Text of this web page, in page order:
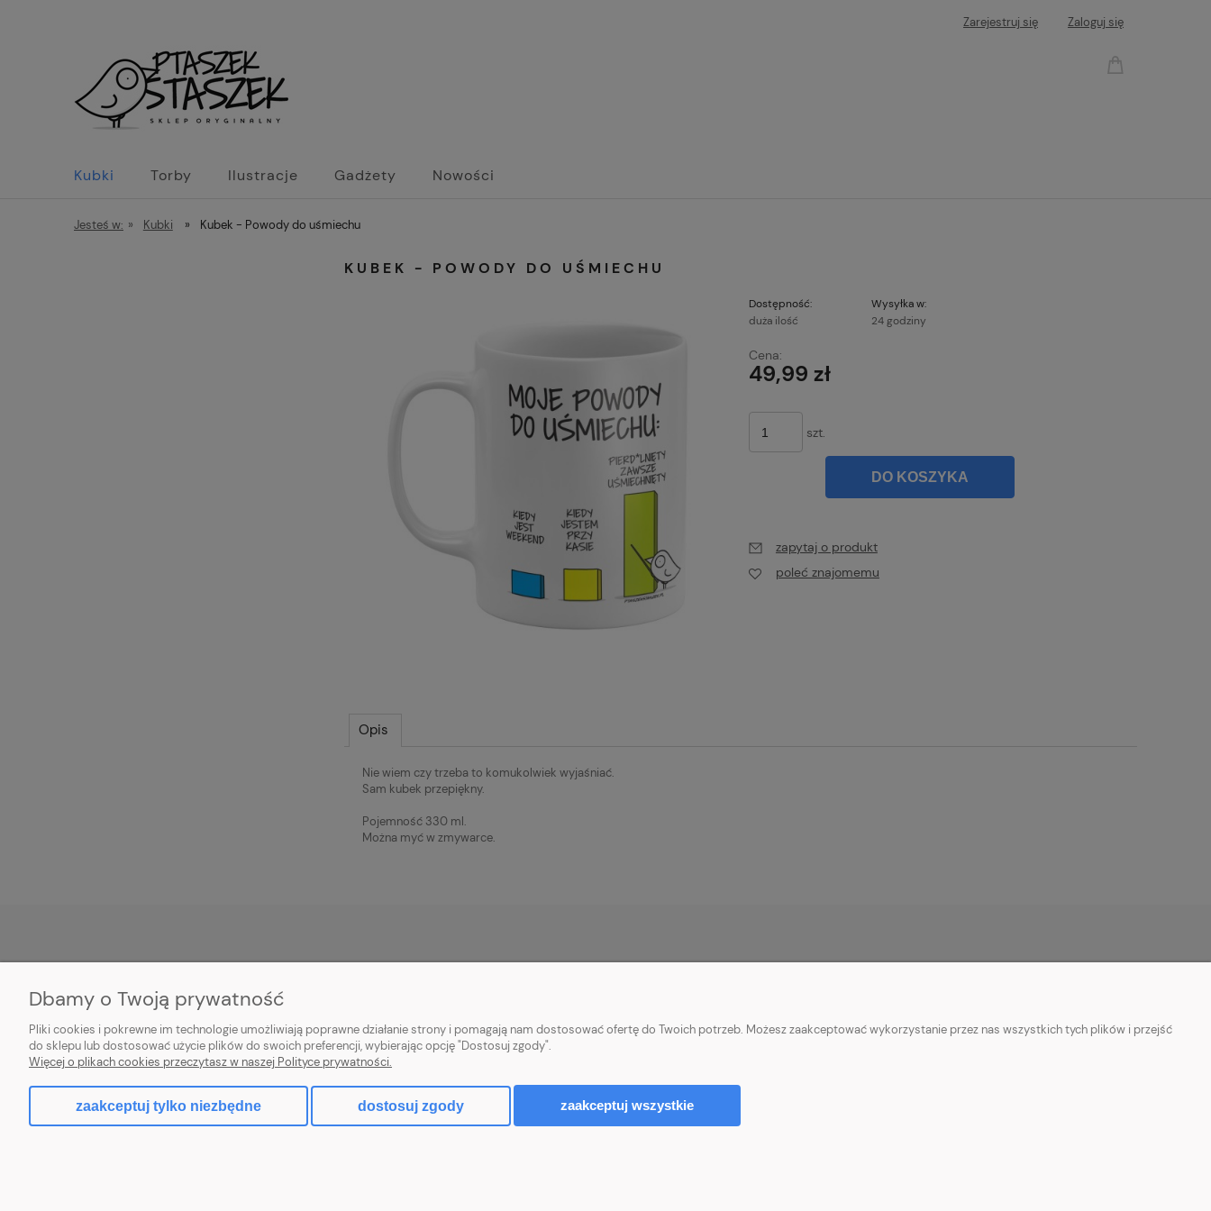
Zarejestruj się Zaloguj się
Kubki Torby Ilustracje Gadżety Nowości
Jesteś w: » Kubki » Kubek - Powody do uśmiechu
KUBEK - POWODY DO UŚMIECHU
Dostępność:
duża ilość
Wysyłka w:
24 godziny
Cena:
49,99 zł
szt.
DO KOSZYKA
zapytaj o produkt
poleć znajomemu
Opis
Nie wiem czy trzeba to komukolwiek wyjaśniać.
Sam kubek przepiękny.
Pojemność 330 ml.
Można myć w zmywarce.
Zwroty i reklamacje
Regulamin
Ustawienia konta
Przechowalnia
Czas i koszty dostawy
Dbamy o Twoją prywatność
Pliki cookies i pokrewne im technologie umożliwiają poprawne działanie strony i pomagają nam dostosować ofertę do Twoich potrzeb. Możesz zaakceptować wykorzystanie przez nas wszystkich tych plików i przejść
do sklepu lub dostosować użycie plików do swoich preferencji, wybierając opcję "Dostosuj zgody".
Więcej o plikach cookies przeczytasz w naszej Polityce prywatności.
zaakceptuj tylko niezbędne dostosuj zgody zaakceptuj wszystkie